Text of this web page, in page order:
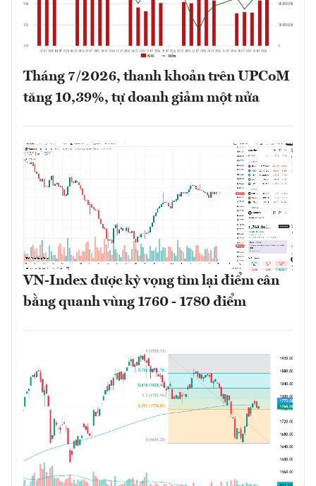
Tháng 7/2026, thanh khoản trên UPCoM
tăng 10,39%, tự doanh giảm một nửa
VN-Index được kỳ vọng tìm lại điểm cân
bằng quanh vùng 1760 - 1780 điểm